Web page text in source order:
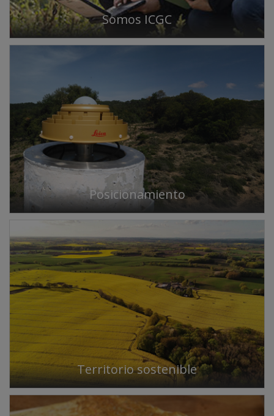
Somos ICGC
Posicionamiento
Territorio sostenible